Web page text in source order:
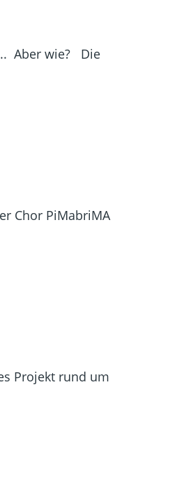
Aber wie? Die
Chor PiMabriMA
Projekt rund um